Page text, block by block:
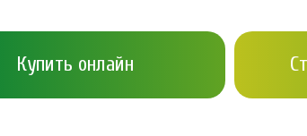
Купить онлайн